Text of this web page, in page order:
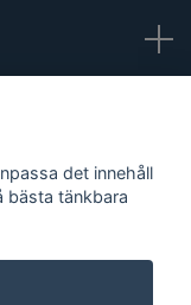
det innehåll
bästa tänkbara